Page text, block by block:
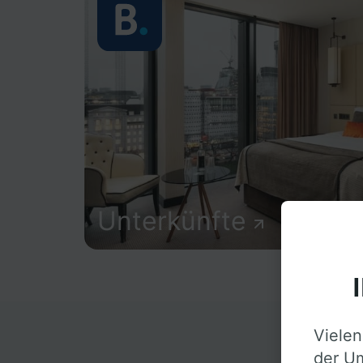
Unterkünfte
der